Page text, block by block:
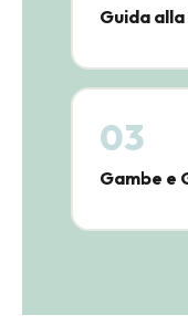
Guida
03
Gambe e